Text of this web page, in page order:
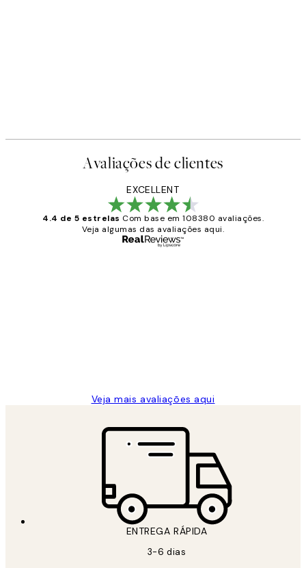
Avaliações de clientes
EXCELLENT
4.4 de 5 estrelas Com base em 108380 avaliações.
Veja algumas das avaliações aqui.
Veja mais avaliações aqui
ENTREGA RÁPIDA
3-6 dias